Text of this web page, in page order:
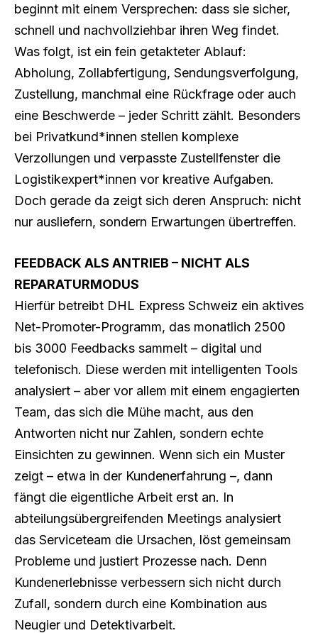
beginnt mit einem Versprechen: dass sie sicher,
schnell und nachvollziehbar ihren Weg findet.
Was folgt, ist ein fein getakteter Ablauf:
Abholung, Zollabfertigung, Sendungsverfolgung,
Zustellung, manchmal eine Rückfrage oder auch
eine Beschwerde – jeder Schritt zählt. Besonders
bei Privatkund*innen stellen komplexe
Verzollungen und verpasste Zustellfenster die
Logistikexpert*innen vor kreative Aufgaben.
Doch gerade da zeigt sich deren Anspruch: nicht
nur ausliefern, sondern Erwartungen übertreffen.
FEEDBACK ALS ANTRIEB – NICHT ALS
REPARATURMODUS
Hierfür betreibt DHL Express Schweiz ein aktives
Net-Promoter-Programm, das monatlich 2500
bis 3000 Feedbacks sammelt – digital und
telefonisch. Diese werden mit intelligenten Tools
analysiert – aber vor allem mit einem engagierten
Team, das sich die Mühe macht, aus den
Antworten nicht nur Zahlen, sondern echte
Einsichten zu gewinnen. Wenn sich ein Muster
zeigt – etwa in der Kundenerfahrung –, dann
fängt die eigentliche Arbeit erst an. In
abteilungsübergreifenden Meetings analysiert
das Serviceteam die Ursachen, löst gemeinsam
Probleme und justiert Prozesse nach. Denn
Kundenerlebnisse verbessern sich nicht durch
Zufall, sondern durch eine Kombination aus
Neugier und Detektivarbeit.